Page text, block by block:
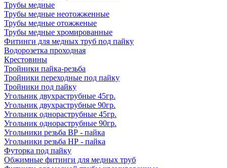
Трубы медные
Трубы медные неотожженные
Трубы медные отожженые
Трубы медные хромированные
Фитинги для медных труб под пайку
Водорозетка проходная
Крестовины
Тройники пайка-резьба
Тройники переходные под пайку
Тройники под пайку
Угольник двухраструбные 45гр.
Угольник двухраструбные 90гр.
Угольник однораструбные 45гр.
Угольник однораструбные 90гр.
Угольники резьба ВР - пайка
Угольники резьба НР - пайка
Футорка под пайку
Обжимные фитинги для медных труб